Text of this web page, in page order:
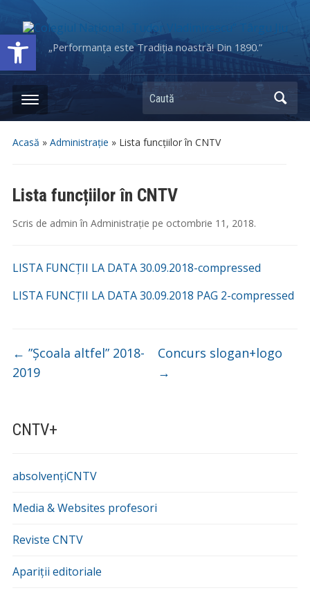
Deschide bara de unelte„Performanța este Tradiția noastră! Din 1890.”
Caută
Acasă » Administrație » Lista funcțiilor în CNTV
CNTV+
absolvențiCNTV
Media & Websites profesori
Reviste CNTV
Apariții editoriale
Lista funcțiilor în CNTV
Scris de admin în Administrație pe octombrie 11, 2018.
LISTA FUNCŢII LA DATA 30.09.2018-compressed
LISTA FUNCŢII LA DATA 30.09.2018 PAG 2-compressed
← ”Școala altfel” 2018-
2019
Concurs slogan+logo
→